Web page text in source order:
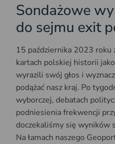
Sondażowe
do sejmu exit
15 października 2023 roku
kartach polskiej historii
wyrazili swój głos i
podążać nasz kraj. Po
wyborczej, debatach
podniesienia frekwencji
doczekaliśmy się wyników
Na łamach naszego